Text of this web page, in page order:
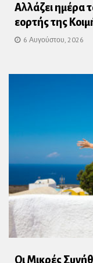
Αλλάζει ημέρα
εορτής της
6 Αυγούστου, 2026
Οι Μικρές